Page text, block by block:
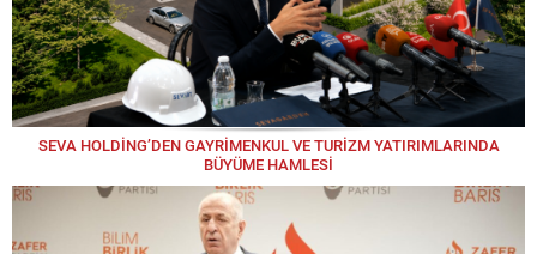
SEVA HOLDİNG’DEN GAYRİMENKUL VE TURİZM YATIRIMLARINDA
BÜYÜME HAMLESİ